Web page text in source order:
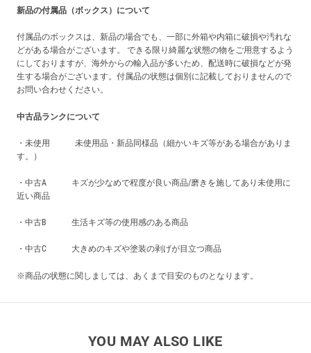
新品の付属品（ボックス）について
付属品のボックスは、新品の場合でも、一部に外箱や内箱に破損や汚れな
どがある場合がございます。 できる限り綺麗な状態の物をご用意するよう
にしておりますが、海外からの輸入品が多いため、配送時に破損などが発
生する場合がございます。付属品の状態は個別に記載しておりませんので
お問い合わせください。
中古品ランクについて
・未使用 未使用品・新品同様品（細かいキズ等がある場合がありま
す。）
・中古A キズが少なめで程度が良い商品/磨きを施してあり未使用に
近い商品
・中古B 生活キズ等の使用感のある商品
・中古C 大きめのキズや塗装の剥げが目立つ商品
※商品の状態に関しましては、あくまで目安のものとなります。
YOU MAY ALSO LIKE